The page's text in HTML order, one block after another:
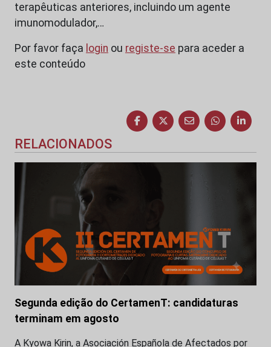
terapêuticas anteriores, incluindo um agente
imunomodulador,…
Por favor faça login ou registe-se para aceder a
este conteúdo
RELACIONADOS
Segunda edição do CertamenT: candidaturas
terminam em agosto
A Kyowa Kirin, a Asociación Española de Afectados por